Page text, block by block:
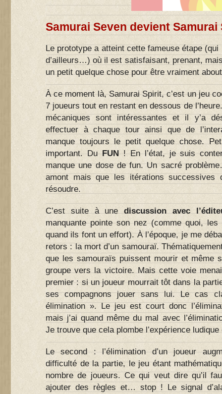
Samurai Seven devient Samurai
Le prototype a atteint cette fameuse étape (qui
d’ailleurs…) où il est satisfaisant, prenant,
un petit quelque chose pour être vraiment
À ce moment là, Samurai Spirit, c’est un jeu
7 joueurs tout en restant en dessous de
mécaniques sont intéressantes et il y’a
effectuer à chaque tour ainsi que de
manque toujours le petit quelque chose.
important. DuFUN! En l’état, je suis
manque une dose de fun. Un sacré
amont mais que les itérations successives
résoudre.
C’est suite à unediscussion avec
manquante pointe son nez (comme quoi,
quand ils font un effort). À l’époque, je me
retors : la mort d’un samouraï.
que les samouraïs puissent mourir et même
groupe vers la victoire. Mais cette voie
premier : si un joueur mourrait tôt dans la
ses compagnons jouer sans lui. Le cas
élimination ». Le jeu est court donc
mais j’ai quand même du mal avec
Je trouve que cela plombe l’expérience
Le second : l’élimination d’un joueur
difficulté de la partie, le jeu étant
nombre de joueurs. Ce qui veut dire qu’il
ajouter des règles et… stop ! Le signal